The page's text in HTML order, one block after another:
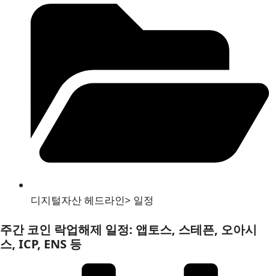
디지털자산 헤드라인> 일정
주간 코인 락업해제 일정: 앱토스, 스테픈, 오아시
스, ICP, ENS 등